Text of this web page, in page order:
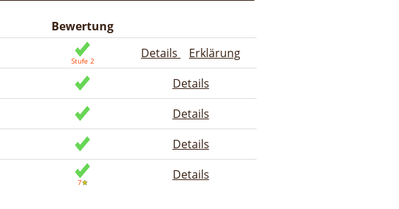
Bewertung
Details
Erklärung
Details
Details
Details
Details